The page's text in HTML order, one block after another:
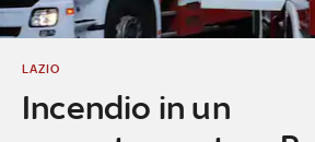
Incendio in un
LAZIO